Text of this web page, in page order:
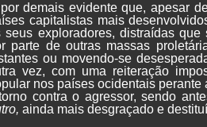
demais evidente que, apesar
capitalistas mais
seus exploradores, distraídas
parte de outras massas
ou movendo-se
vez, com uma reiteração
nos países ocidentais
contra o agressor, sendo
ainda mais desgraçado e